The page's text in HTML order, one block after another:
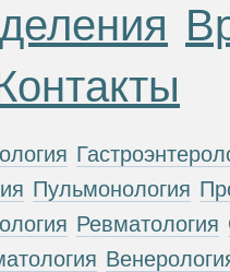
Пульмонология
Ревматология